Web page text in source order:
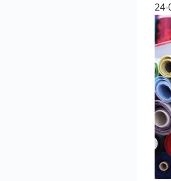
24-